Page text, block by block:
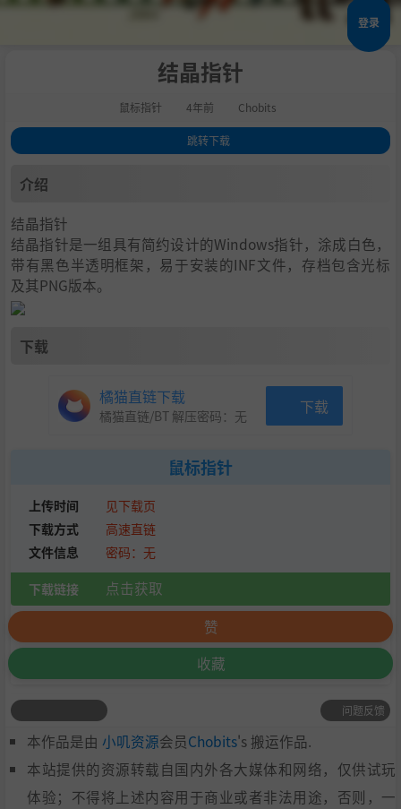
登录
结晶指针
鼠标指针 4年前 Chobits
跳转下载
2 .下载
介绍
结晶指针
结晶指针是一组具有简约设计的Windows指针，涂成白色，
带有黑色半透明框架，易于安装的INF文件，存档包含光标
及其PNG版本。
下载
橘猫直链下载
橘猫直链/BT 解压密码： 无 下载
鼠标指针
上传时间
见下载页
下载方式
高速直链
文件信息
密码：无
下载链接
点击获取
赞
收藏
问题反馈
本作品是由 小叽资源会员Chobits's 搬运作品.
本站提供的资源转载自国内外各大媒体和网络，仅供试玩
体验；不得将上述内容用于商业或者非法用途，否则，一